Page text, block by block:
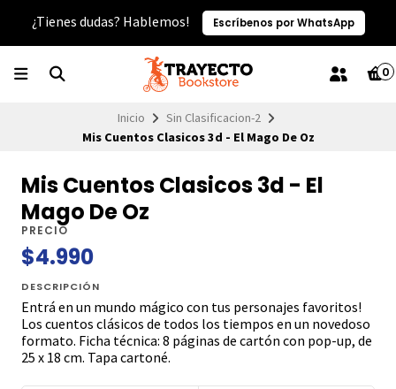
¿Tienes dudas? Hablemos! Escríbenos por WhatsApp
0
Inicio
Sin Clasificacion-2
Mis Cuentos Clasicos 3d - El Mago De Oz
Mis Cuentos Clasicos 3d - El
Mago De Oz
PRECIO
$4.990
DESCRIPCIÓN
Entrá en un mundo mágico con tus personajes favoritos!
Los cuentos clásicos de todos los tiempos en un novedoso
formato. Ficha técnica: 8 páginas de cartón con pop-up, de
25 x 18 cm. Tapa cartoné.